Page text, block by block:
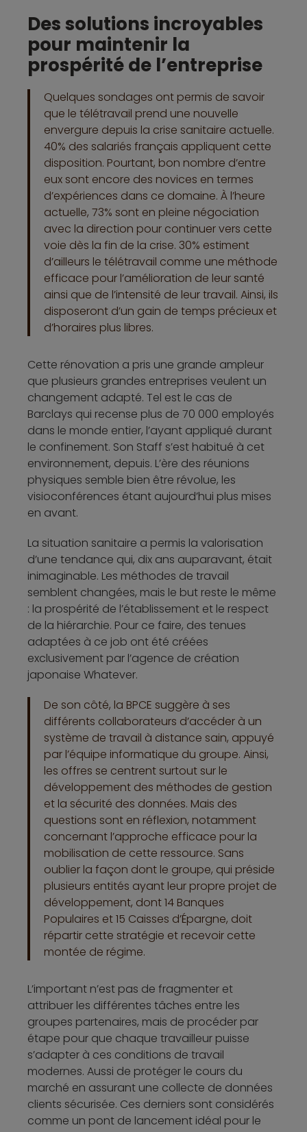
Des solutions incroyables
pour maintenir la
prospérité de l’entreprise
Quelques sondages ont permis de savoir
que le télétravail prend une nouvelle
envergure depuis la crise sanitaire actuelle.
40% des salariés français appliquent cette
disposition. Pourtant, bon nombre d’entre
eux sont encore des novices en termes
d’expériences dans ce domaine. À l’heure
actuelle, 73% sont en pleine négociation
avec la direction pour continuer vers cette
voie dès la fin de la crise. 30% estiment
d’ailleurs le télétravail comme une méthode
efficace pour l’amélioration de leur santé
ainsi que de l’intensité de leur travail. Ainsi, ils
disposeront d’un gain de temps précieux et
d’horaires plus libres.
Cette rénovation a pris une grande ampleur
que plusieurs grandes entreprises veulent un
changement adapté. Tel est le cas de
Barclays qui recense plus de 70 000 employés
dans le monde entier, l’ayant appliqué durant
le confinement. Son Staff s’est habitué à cet
environnement, depuis. L’ère des réunions
physiques semble bien être révolue, les
visioconférences étant aujourd’hui plus mises
en avant.
La situation sanitaire a permis la valorisation
d’une tendance qui, dix ans auparavant, était
inimaginable. Les méthodes de travail
semblent changées, mais le but reste le même
: la prospérité de l’établissement et le respect
de la hiérarchie. Pour ce faire, des tenues
adaptées à ce job ont été créées
exclusivement par l’agence de création
japonaise Whatever.
De son côté, la BPCE suggère à ses
différents collaborateurs d’accéder à un
système de travail à distance sain, appuyé
par l’équipe informatique du groupe. Ainsi,
les offres se centrent surtout sur le
développement des méthodes de gestion
et la sécurité des données. Mais des
questions sont en réflexion, notamment
concernant l’approche efficace pour la
mobilisation de cette ressource. Sans
oublier la façon dont le groupe, qui préside
plusieurs entités ayant leur propre projet de
développement, dont 14 Banques
Populaires et 15 Caisses d’Épargne, doit
répartir cette stratégie et recevoir cette
montée de régime.
L’important n’est pas de fragmenter et
attribuer les différentes tâches entre les
groupes partenaires, mais de procéder par
étape pour que chaque travailleur puisse
s’adapter à ces conditions de travail
modernes. Aussi de protéger le cours du
marché en assurant une collecte de données
clients sécurisée. Ces derniers sont considérés
comme un pont de lancement idéal pour le